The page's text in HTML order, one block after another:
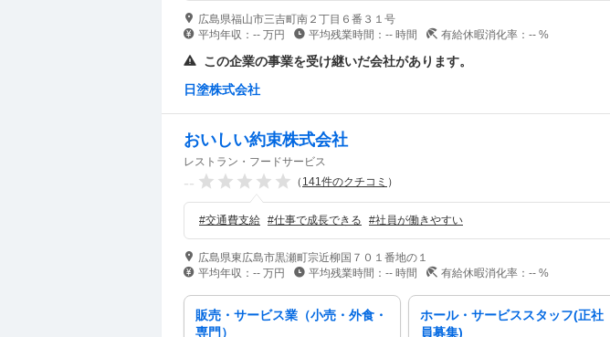
広島県福山市三吉町南２丁目６番３１号
平均年収： -- 万円 平均残業時間： -- 時間 有給休暇消化率： -- %
この企業の事業を受け継いだ会社があります。
日塗株式会社
おいしい約束株式会社
レストラン・フードサービス
-- （ 141件のクチコミ ）
#交通費支給 #仕事で成長できる #社員が働きやすい
広島県東広島市黒瀬町宗近柳国７０１番地の１
平均年収： -- 万円 平均残業時間： -- 時間 有給休暇消化率： -- %
販売・サービス業（小売・外食・
専門）
ホール・サービススタッフ(正社
員募集)